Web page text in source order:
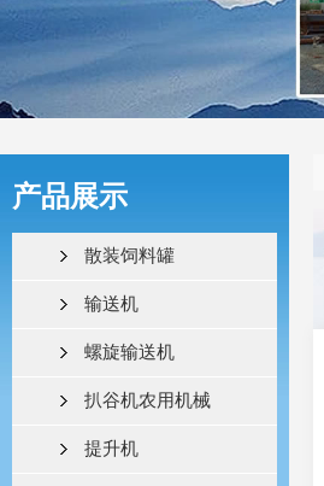
产品展示
散装饲料罐
输送机
螺旋输送机
扒谷机农用机械
提升机